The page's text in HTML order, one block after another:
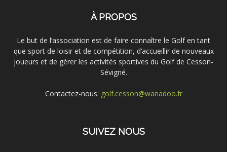
À PROPOS
Le but de l’association est de faire connaître le Golf en tant
que sport de loisir et de compétition, d’accueillir de nouveaux
joueurs et de gérer les activités sportives du Golf de Cesson-
Sévigné.
Contactez-nous: golf.cesson@wanadoo.fr
SUIVEZ NOUS